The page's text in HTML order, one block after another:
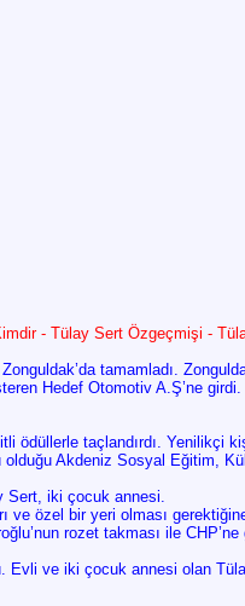
- Tülay Sert Özgeçmişi -
tamamladı.
Hedef Otomotiv A.Ş’ne
ödüllerle taçlandırdı.
Akdeniz Sosyal Eğitim,
Sert, iki çocuk annesi.
ve özel bir yeri olması
rozet takması ile CHP’ne
Evli ve iki çocuk annesi olan